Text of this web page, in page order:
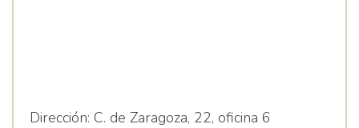
Dirección: C. de Zaragoza, 22, oficina 6